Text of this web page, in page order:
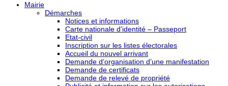
Mairie
Démarches
Notices et informations
Carte nationale d’identité – Passeport
Etat-civil
Inscription sur les listes électorales
Accueil du nouvel arrivant
Demande d’organisation d’une manifestation
Demande de certificats
Demande de relevé de propriété